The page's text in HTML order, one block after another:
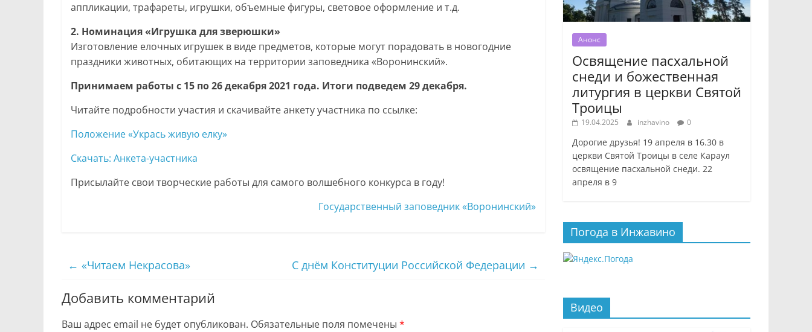
аппликации, трафареты, игрушки, объемные фигуры, световое оформление и т.д.
2. Номинация «Игрушка для зверюшки»
Изготовление елочных игрушек в виде предметов, которые могут порадовать в новогодние
праздники животных, обитающих на территории заповедника «Воронинский».
Принимаем работы с 15 по 26 декабря 2021 года. Итоги подведем 29 декабря.
Читайте подробности участия и скачивайте анкету участника по ссылке:
Положение «Укрась живую елку»
Скачать: Анкета-участника
Присылайте свои творческие работы для самого волшебного конкурса в году!
Государственный заповедник «Воронинский»
← «Читаем Некрасова» С днём Конституции Российской Федерации →
Добавить комментарий
Ваш адрес email не будет опубликован. Обязательные поля помечены *
Анонс
Освящение пасхальной
снеди и божественная
литургия в церкви Святой
Троицы
19.04.2025 inzhavino 0
Дорогие друзья! 19 апреля в 16.30 в
церкви Святой Троицы в селе Караул
освящение пасхальной снеди. 22
апреля в 9
Погода в Инжавино
Видео